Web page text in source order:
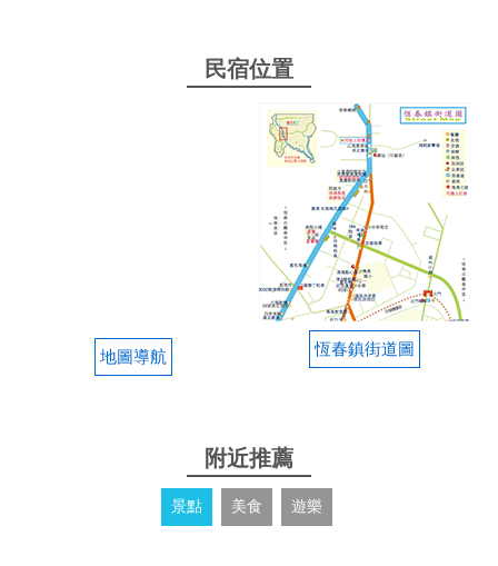
民宿位置
地圖導航 恆春鎮街道圖
附近推薦
景點 美食 遊樂